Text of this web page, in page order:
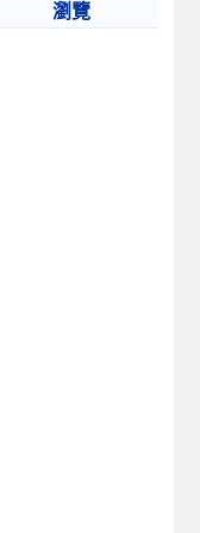
瀏覽